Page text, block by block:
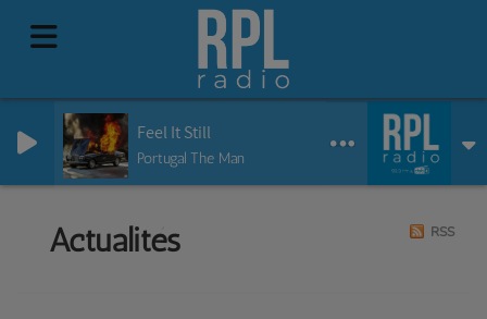
Feel It Still
Portugal The Man
Actualités RSS